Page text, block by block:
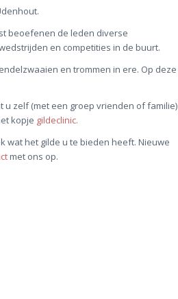
beoefenen de leden diverse
en competities in de buurt.
en trommen in ere. Op deze
u zelf (met een groep vrienden of familie)
kopje gildeclinic.
wat het gilde u te bieden heeft. Nieuwe
met ons op.